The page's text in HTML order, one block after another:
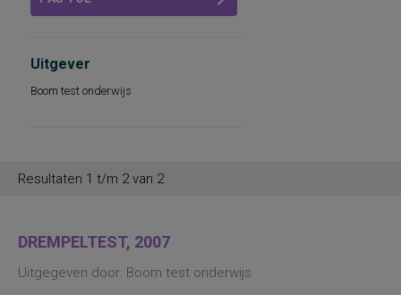
Uitgever
Boom test onderwijs
Resultaten 1 t/m 2 van 2
DREMPELTEST, 2007
Uitgegeven door: Boom test onderwijs